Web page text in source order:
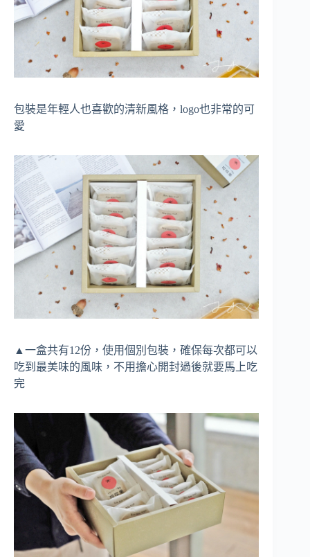
包裝是年輕人也喜歡的清新風格，logo也非常的可
愛
▲一盒共有12份，使用個別包裝，確保每次都可以
吃到最美味的風味，不用擔心開封過後就要馬上吃
完